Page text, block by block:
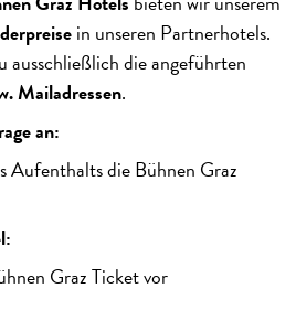
in unseren Partnerhotels.
ausschließlich die angeführten
Mailadressen.
an:
Aufenthalts die Bühnen Graz
Graz Ticket vor